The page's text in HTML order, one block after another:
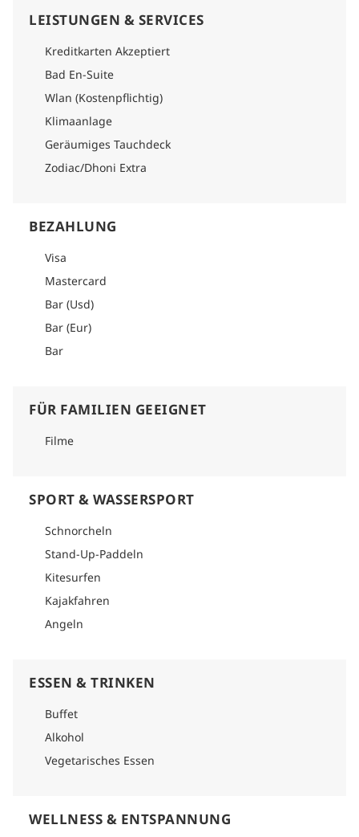
LEISTUNGEN & SERVICES
Kreditkarten Akzeptiert
Bad En-Suite
Wlan (Kostenpflichtig)
Klimaanlage
Geräumiges Tauchdeck
Zodiac/Dhoni Extra
BEZAHLUNG
Visa
Mastercard
Bar (Usd)
Bar (Eur)
Bar
FÜR FAMILIEN GEEIGNET
Filme
SPORT & WASSERSPORT
Schnorcheln
Stand-Up-Paddeln
Kitesurfen
Kajakfahren
Angeln
ESSEN & TRINKEN
Buffet
Alkohol
Vegetarisches Essen
WELLNESS & ENTSPANNUNG